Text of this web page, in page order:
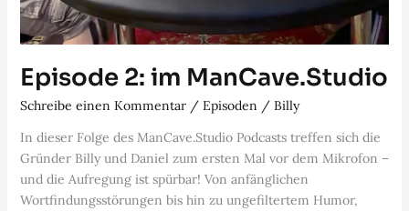
Episode 2: im ManCave.Studio
Schreibe einen Kommentar / Episoden / Billy
In dieser Folge des ManCave.Studio Podcasts treffen sich die
Gründer Billy und Daniel zum ersten Mal vor dem Mikrofon –
und die Aufregung ist spürbar! Von anfänglichen
Wortfindungsstörungen bis hin zu ungefiltertem Humor,